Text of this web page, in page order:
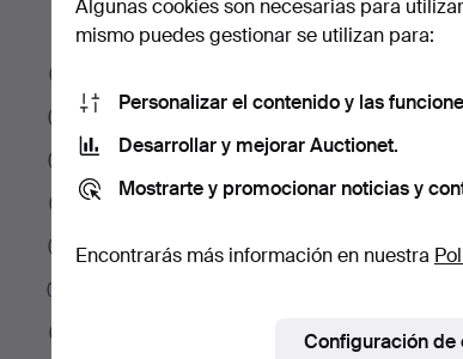
(2)
(5)
(6)
(2)
(9)
(11)
(2)
Algunas cookies son necesarias para
mismo puedes gestionar se utilizan para:
Personalizar el contenido y las
Desarrollar y mejorar Auctionet.
Mostrarte y promocionar noticias y
Encontrarás más información en nuestra
Configuración de